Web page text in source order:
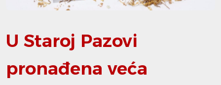
U Staroj Pazovi
pronađena veća